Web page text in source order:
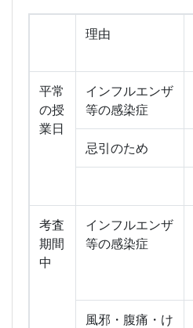
理由
平常
の授
業日
インフルエンザ
等の感染症
忌引のため
考査
期間
中
インフルエンザ
等の感染症
風邪・腹痛・け